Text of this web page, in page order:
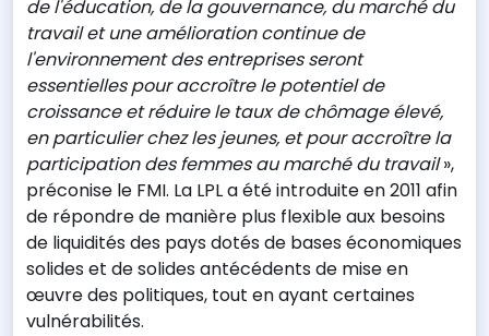
de l'éducation, de la gouvernance, du marché du
travail et une amélioration continue de
l'environnement des entreprises seront
essentielles pour accroître le potentiel de
croissance et réduire le taux de chômage élevé,
en particulier chez les jeunes, et pour accroître la
participation des femmes au marché du travail»,
préconise le FMI. La LPL a été introduite en 2011 afin
de répondre de manière plus flexible aux besoins
de liquidités des pays dotés de bases économiques
solides et de solides antécédents de mise en
œuvre des politiques, tout en ayant certaines
vulnérabilités.